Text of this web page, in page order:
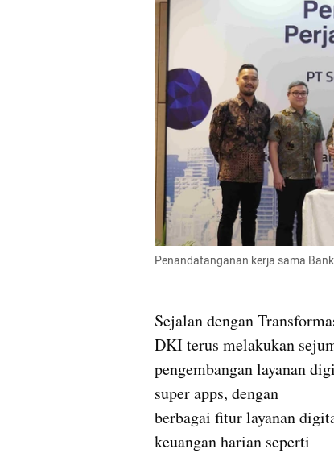
Penandatanganan kerja sama
Sejalan dengan
DKI terus melakukan
pengembangan layanan
super apps, dengan
berbagai fitur layanan
keuangan harian seperti